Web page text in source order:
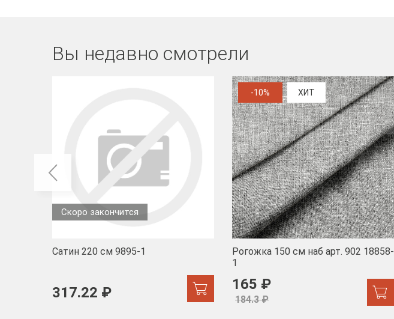
Вы недавно смотрели
Скоро закончится
Сатин 220 см 9895-1
317.22 ₽
-10% ХИТ
Рогожка 150 см наб арт. 902 18858-
1
165 ₽
184.3 ₽